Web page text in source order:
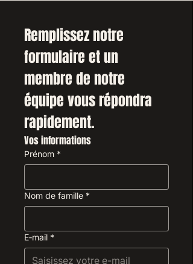
Remplissez notre
formulaire et un
membre de notre
équipe vous répondra
rapidement.
Vos informations
Prénom *
Nom de famille *
E‑mail *